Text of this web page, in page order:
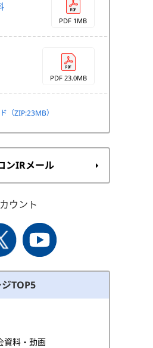
PDF 1MB
PDF 23.0MB
（ZIP:23MB）
ンIRメール
ウント
TOP5
資料・動画